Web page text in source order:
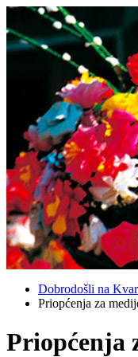
Dobrodošli na
Priopćenja za
Priopćenja